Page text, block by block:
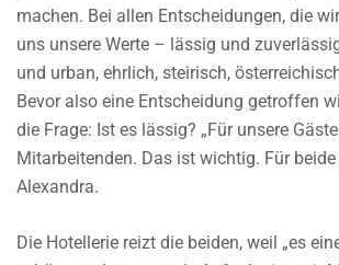
machen. Bei allen Entscheidungen, die
uns unsere Werte – lässig und
und urban, ehrlich, steirisch,
Bevor also eine Entscheidung getroffen
die Frage: Ist es lässig? „Für unsere
Mitarbeitenden. Das ist wichtig. Für beide
Alexandra.
Die Hotellerie reizt die beiden, weil „es